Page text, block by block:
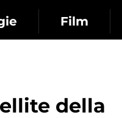
Film
della